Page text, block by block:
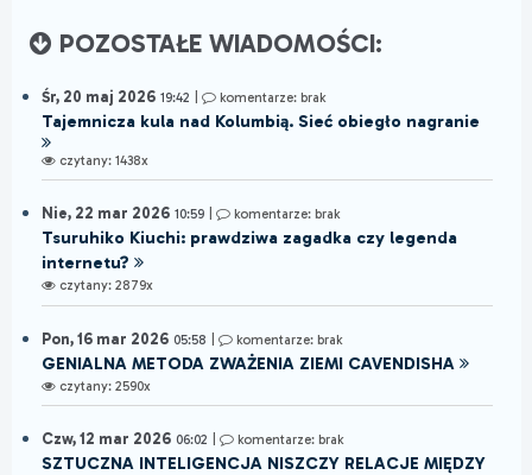
POZOSTAŁE WIADOMOŚCI:
Śr, 20 maj 2026 19:42 komentarze: brak
Tajemnicza kula nad Kolumbią. Sieć obiegło nagranie
czytany: 1438x
Nie, 22 mar 2026 10:59 komentarze: brak
Tsuruhiko Kiuchi: prawdziwa zagadka czy legenda
internetu?
czytany: 2879x
Pon, 16 mar 2026 05:58 komentarze: brak
GENIALNA METODA ZWAŻENIA ZIEMI CAVENDISHA
czytany: 2590x
Czw, 12 mar 2026 06:02 komentarze: brak
SZTUCZNA INTELIGENCJA NISZCZY RELACJE MIĘDZY